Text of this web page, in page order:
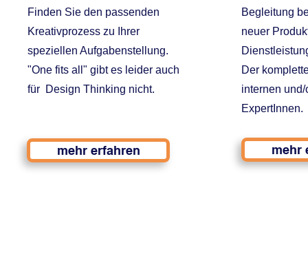
Finden Sie den passenden
Kreativprozess zu Ihrer
speziellen Aufgabenstellung.
"One fits all" gibt es leider auch
für Design Thinking nicht.
mehr erfahren
Begleitung
neuer
Der
internen
ExpertInnen.
mehr